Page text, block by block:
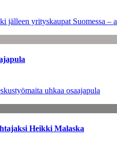
jälleen yrityskaupat Suomessa –
uhkaa osaajapula
Heikki Malaska